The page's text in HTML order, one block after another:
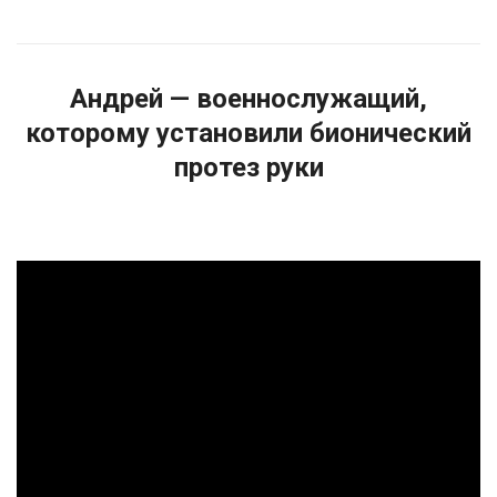
Андрей — военнослужащий,
которому установили бионический
протез руки